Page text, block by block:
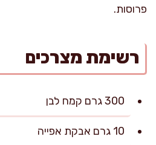
פרוסות.
רשימת מצרכים
300 גרם קמח לבן
10 גרם אבקת אפייה